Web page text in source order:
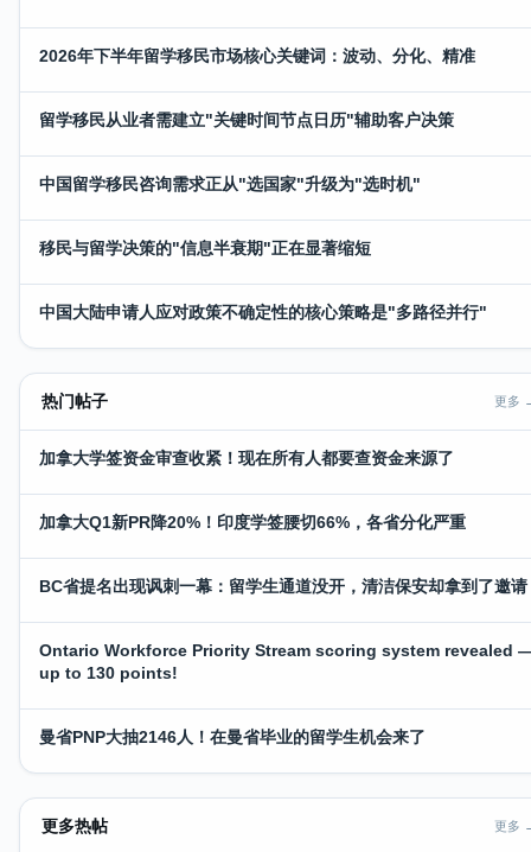
2026年下半年留学移民市场核心关键词：波动、分化、精准
留学移民从业者需建立"关键时间节点日历"辅助客户决策
中国留学移民咨询需求正从"选国家"升级为"选时机"
移民与留学决策的"信息半衰期"正在显著缩短
中国大陆申请人应对政策不确定性的核心策略是"多路径并行"
热门帖子 更多
加拿大学签资金审查收紧！现在所有人都要查资金来源了
加拿大Q1新PR降20%！印度学签腰切66%，各省分化严重
BC省提名出现讽刺一幕：留学生通道没开，清洁保安却拿到了邀请
Ontario Workforce Priority Stream scoring system revealed
up to 130 points!
曼省PNP大抽2146人！在曼省毕业的留学生机会来了
更多热帖 更多